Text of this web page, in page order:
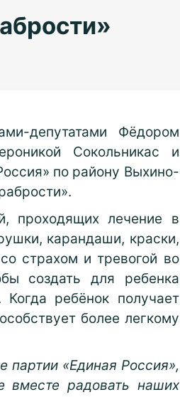
депутатами Фёдором
Сокольникас и
по району Выхино-
проходящих лечение в
карандаши, краски,
страхом и тревогой во
создать для ребенка
ребёнок получает
более легкому
партии «Единая Россия»,
вместе радовать наших